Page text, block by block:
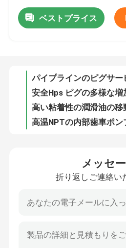
ビデオ
工場旅行
品質管理
ベストプライス
同時円滑油オイルの混合
メッセ
折り返しご連絡い